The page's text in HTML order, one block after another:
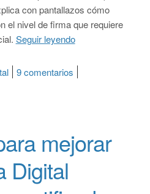
con pantallazos cómo
el nivel de firma que requiere
Seguir leyendo“Cómo verificar
9 comentarios
mejorar
Digital